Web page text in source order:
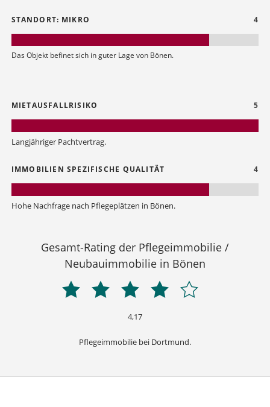
STANDORT: MIKRO 4
Das Objekt befinet sich in guter Lage von Bönen.
MIETAUSFALLRISIKO 5
Langjähriger Pachtvertrag.
IMMOBILIEN SPEZIFISCHE QUALITÄT 4
Hohe Nachfrage nach Pflegeplätzen in Bönen.
Gesamt-Rating der Pflegeimmobilie /
Neubauimmobilie in Bönen
4,17
Pflegeimmobilie bei Dortmund.